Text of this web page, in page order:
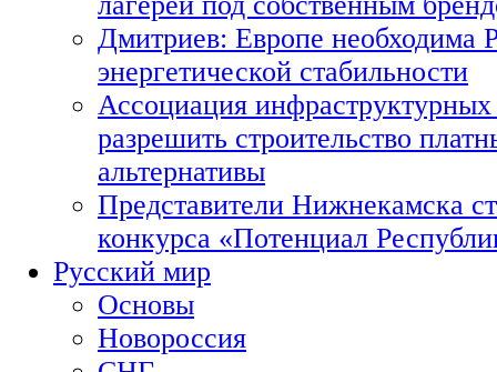
Дмитриев: Европе необходима
энергетической стабильности
Ассоциация
разрешить строительство
альтернативы
Представители Нижнекамска
конкурса «Потенциал
Русский мир
Основы
Новороссия